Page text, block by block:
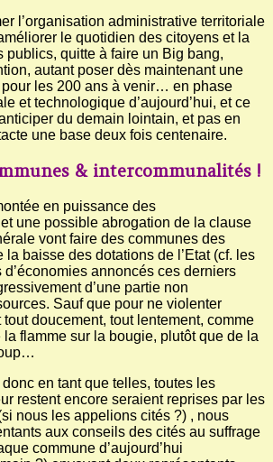
l’organisation administrative territoriale
le quotidien des citoyens et la
publics, quitte à faire un Big bang,
autant poser dès maintenant une
les 200 ans à venir… en phase
et technologique d’aujourd’hui, et ce
du demain lointain, et pas en
une base deux fois centenaire.
& intercommunalités !
en puissance des
une possible abrogation de la clause
vont faire des communes des
baisse des dotations de l’Etat (cf. les
d’économies annoncés ces derniers
d’une partie non
Sauf que pour ne violenter
doucement, tout lentement, comme
la flamme sur la bougie, plutôt que de la
en tant que telles, toutes les
restent encore seraient reprises par les
nous les appelions cités ?) , nous
aux conseils des cités au suffrage
commune d’aujourd’hui